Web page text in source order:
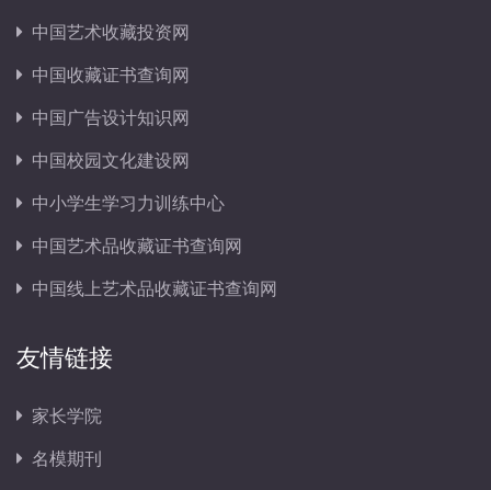
中国艺术收藏投资网
中国收藏证书查询网
中国广告设计知识网
中国校园文化建设网
中小学生学习力训练中心
中国艺术品收藏证书查询网
中国线上艺术品收藏证书查询网
友情链接
家长学院
名模期刊